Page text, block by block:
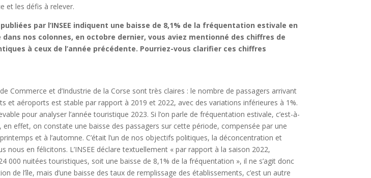
et les défis à relever.
par l’INSEE indiquent une baisse de 8,1% de la fréquentation estivale en
dans nos colonnes, en octobre dernier, vous aviez mentionné des chiffres de
à ceux de l’année précédente. Pourriez-vous clarifier ces chiffres
Commerce et d’Industrie de la Corse sont très claires : le nombre de passagers arrivant
et aéroports est stable par rapport à 2019 et 2022, avec des variations inférieures à 1%.
pour analyser l’année touristique 2023. Si l’on parle de fréquentation estivale, c’est-à-
effet, on constate une baisse des passagers sur cette période, compensée par une
et à l’automne. C’était l’un de nos objectifs politiques, la déconcentration et
nous en félicitons. L’INSEE déclare textuellement « par rapport à la saison 2022,
000 nuitées touristiques, soit une baisse de 8,1% de la fréquentation », il ne s’agit donc
de l’île, mais d’une baisse des taux de remplissage des établissements, c’est un autre